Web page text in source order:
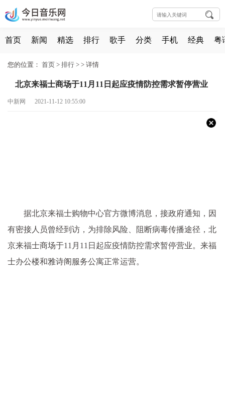
首页 新闻 精选 排行 歌手 分类 手机 经典 粤
您的位置： 首页 > 排行 > > 详情
北京来福士商场于11月11日起应疫情防控需求暂停营业
中新网 2021-11-12 10:55:00
据北京来福士购物中心官方微博消息，接政府通知，因
有密接人员曾经到访，为排除风险、阻断病毒传播途径，北
京来福士商场于11月11日起应疫情防控需求暂停营业。来福
士办公楼和雅诗阁服务公寓正常运营。